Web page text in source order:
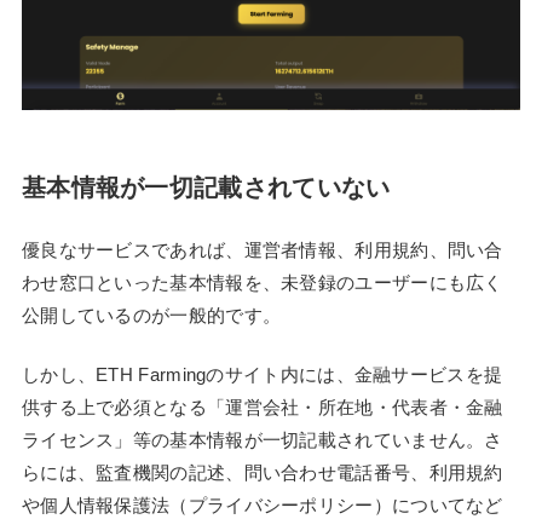
基本情報が一切記載されていない
優良なサービスであれば、運営者情報、利用規約、問い合
わせ窓口といった基本情報を、未登録のユーザーにも広く
公開しているのが一般的です。
しかし、ETH Farmingのサイト内には、金融サービスを提
供する上で必須となる「運営会社・所在地・代表者・金融
ライセンス」等の基本情報が一切記載されていません。さ
らには、監査機関の記述、問い合わせ電話番号、利用規約
や個人情報保護法（プライバシーポリシー）についてなど